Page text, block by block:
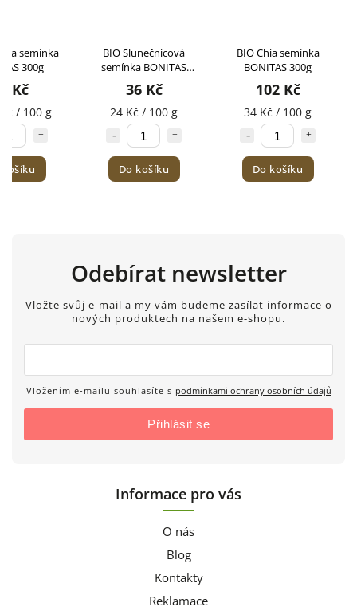
semínka
300g
Kč
/ 100 g
BIO Slunečnicová
semínka BONITAS
150g
36 Kč
24 Kč / 100 g
Do košíku
BIO Chia semínka
BONITAS 300g
102 Kč
34 Kč / 100 g
Do košíku
Odebírat newsletter
Vložte svůj e-mail a my vám budeme zasílat informace o
nových produktech na našem e-shopu.
Vložením e-mailu souhlasíte s podmínkami ochrany osobních údajů
Přihlásit se
Informace pro vás
O nás
Blog
Kontakty
Reklamace